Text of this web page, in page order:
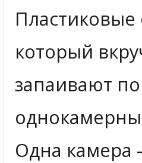
который
запаивают
Одна камера